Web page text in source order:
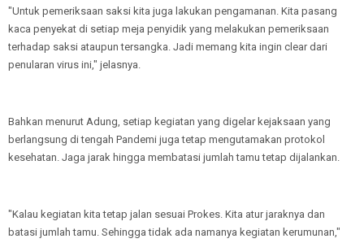
"Untuk pemeriksaan saksi kita juga lakukan pengamanan. Kita pasang
kaca penyekat di setiap meja penyidik yang melakukan pemeriksaan
terhadap saksi ataupun tersangka. Jadi memang kita ingin clear dari
penularan virus ini," jelasnya.
Bahkan menurut Adung, setiap kegiatan yang digelar kejaksaan yang
berlangsung di tengah Pandemi juga tetap mengutamakan protokol
kesehatan. Jaga jarak hingga membatasi jumlah tamu tetap dijalankan.
"Kalau kegiatan kita tetap jalan sesuai Prokes. Kita atur jaraknya dan
batasi jumlah tamu. Sehingga tidak ada namanya kegiatan kerumunan,"